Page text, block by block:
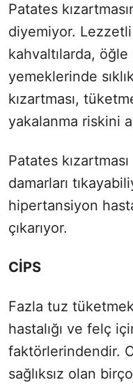
Patates
diyemiyor.
kahvaltılarda,
yemeklerinde
kızartması,
yakalanma riskini
Patates
damarları
hipertansiyon
çıkarıyor.
CİPS
Fazla tuz
hastalığı ve felç
faktörlerindendir.
sağlıksız olan